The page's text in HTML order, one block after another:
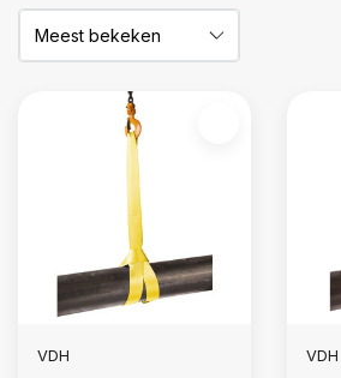
VDH VDH